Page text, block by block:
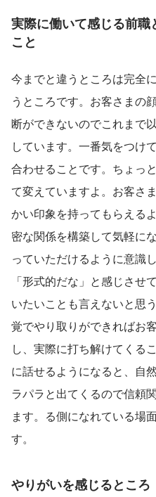
実際に働いて感じる前
こと
今までと違うところは完全
うところです。お客さまの
断ができないのでこれまで
しています。一番気をつけ
合わせることです。ちょっ
て変えていますよ。お客さ
かい印象を持ってもらえる
密な関係を構築して気軽に
っていただけるように意識
「形式的だな」と感じさせ
いたいことも言えないと思
覚でやり取りができればお
し、実際に打ち解けてくる
に話せるようになると、自
ラパラと出てくるので信頼
ます。る側になれている場
す。
やりがいを感じるところ